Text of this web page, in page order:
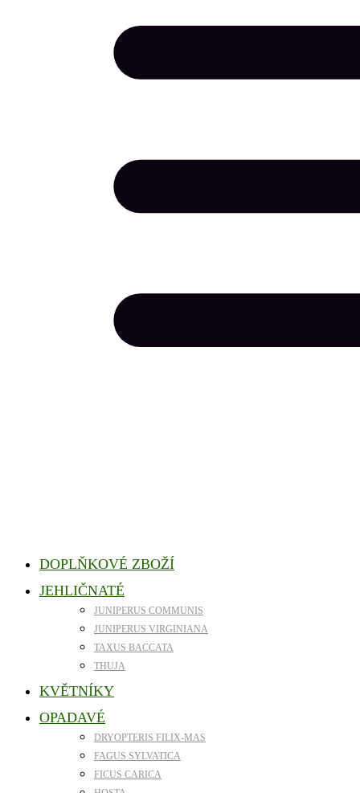
DOPLŇKOVÉ ZBOŽÍ
JEHLIČNATÉ
JUNIPERUS COMMUNIS
JUNIPERUS VIRGINIANA
TAXUS BACCATA
THUJA
KVĚTNÍKY
OPADAVÉ
DRYOPTERIS FILIX-MAS
FAGUS SYLVATICA
FICUS CARICA